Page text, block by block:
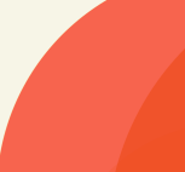
要
內
容